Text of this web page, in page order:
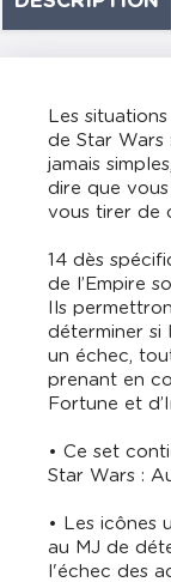
Les
de Star Wars
jamais
dire que vous
vous tirer de
14 dès
de l’Empire
Ils
déterminer si
un échec,
prenant en
Fortune et
• Ce set
Star Wars :
• Les icônes
au MJ de
l'échec des